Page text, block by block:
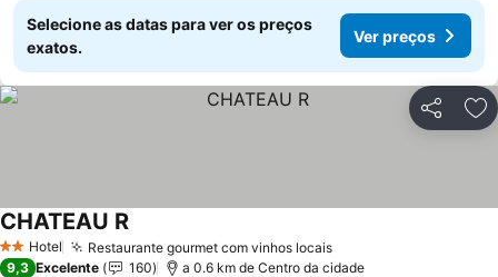
Selecione as datas para ver os preços
exatos.
Ver preços
Partilhar
2 Estrelas
Hotel Restaurante gourmet com vinhos locaisVer preços
CHATEAU RVer preços
9,3 Excelente 160 a 0.6 km de Centro da cidade